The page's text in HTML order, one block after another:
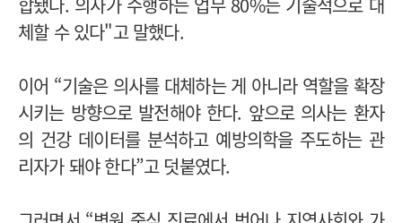
체할 수 있다"고 말했다.
이어 “기술은 의사를 대체하는 게 아니라 역할을 확장
시키는 방향으로 발전해야 한다. 앞으로 의사는 환자
의 건강 데이터를 분석하고 예방의학을 주도하는 관
리자가 돼야 한다”고 덧붙였다.